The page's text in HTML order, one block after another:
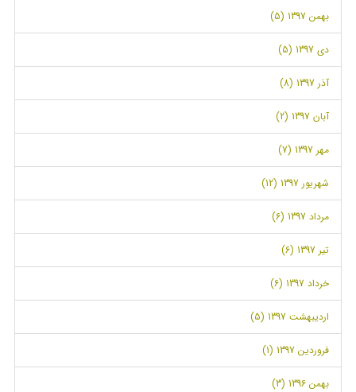
بهمن 1397 (5)
دی 1397 (5)
آذر 1397 (8)
آبان 1397 (2)
مهر 1397 (7)
شهریور 1397 (12)
مرداد 1397 (6)
تیر 1397 (6)
خرداد 1397 (6)
اردیبهشت 1397 (5)
فروردین 1397 (1)
بهمن 1396 (3)